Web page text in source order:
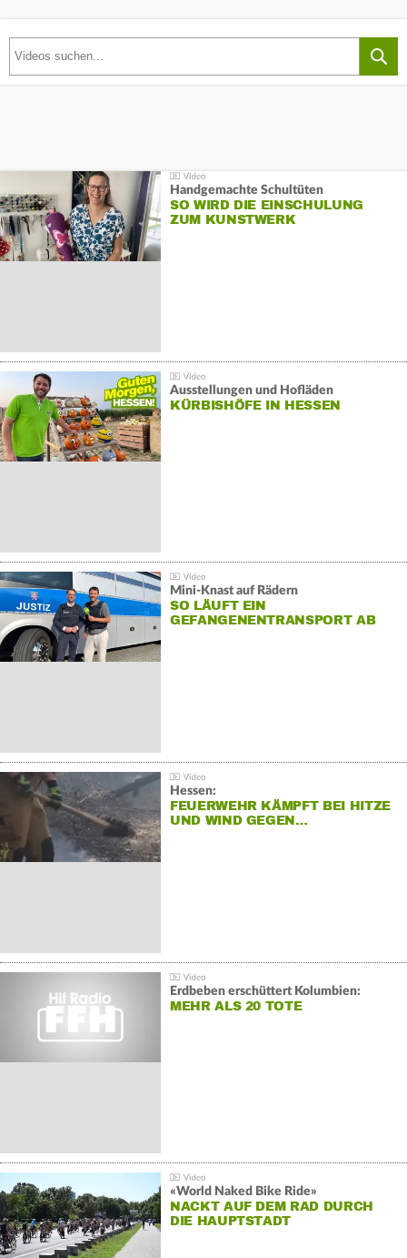
Handgemachte Schultüten
SO WIRD DIE EINSCHULUNG
ZUM KUNSTWERK
Ausstellungen und Hofläden
KÜRBISHÖFE IN HESSEN
Mini-Knast auf Rädern
SO LÄUFT EIN
GEFANGENENTRANSPORT AB
Hessen:
FEUERWEHR KÄMPFT BEI HITZE
UND WIND GEGEN…
Erdbeben erschüttert Kolumbien:
MEHR ALS 20 TOTE
«World Naked Bike Ride»
NACKT AUF DEM RAD DURCH
DIE HAUPTSTADT